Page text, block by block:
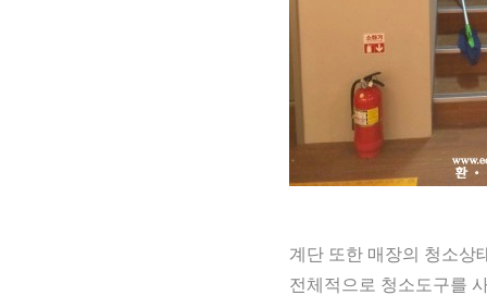
계단 또한 매장의 청소상
전체적으로 청소도구를